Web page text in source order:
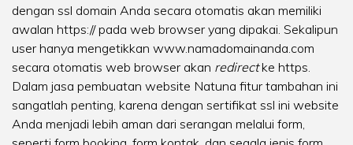
dengan ssl domain Anda secara otomatis akan memiliki
awalan https:// pada web browser yang dipakai. Sekalipun
user hanya mengetikkan www.namadomainanda.com
secara otomatis web browser akan redirectke https.
Dalam jasa pembuatan website Natuna fitur tambahan ini
sangatlah penting, karena dengan sertifikat ssl ini website
Anda menjadi lebih aman dari serangan melalui form,